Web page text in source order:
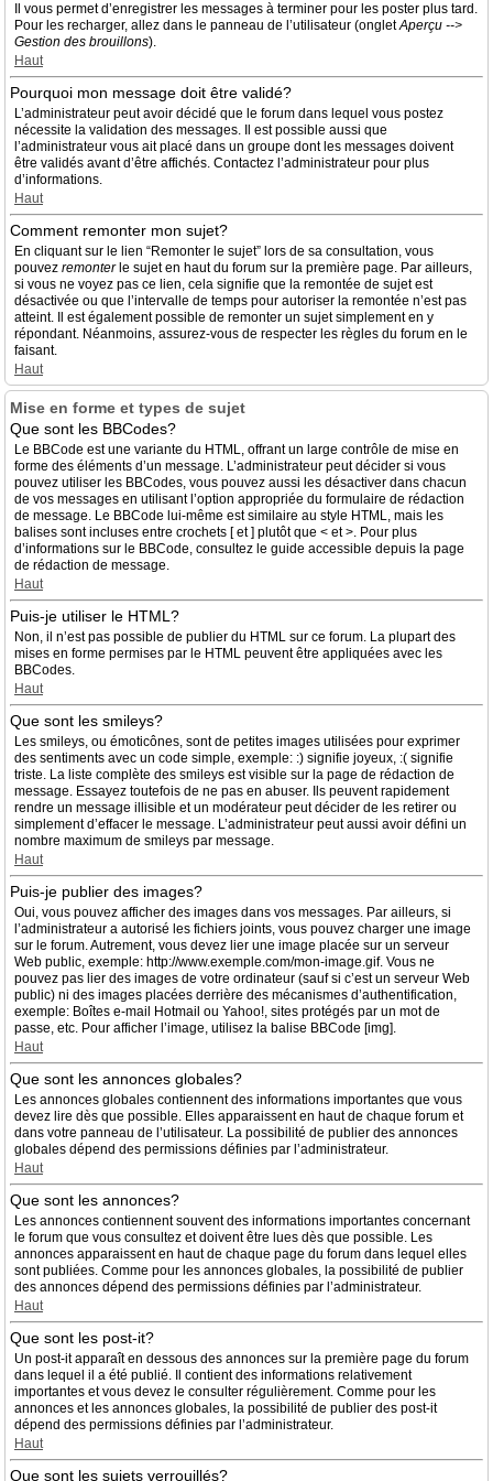
Il vous permet d’enregistrer les messages à terminer pour les poster plus tard.
Pour les recharger, allez dans le panneau de l’utilisateur (ongletAperçu -->
Gestion des brouillons).
Haut
Pourquoi mon message doit être validé?
L’administrateur peut avoir décidé que le forum dans lequel vous postez
nécessite la validation des messages. Il est possible aussi que
l’administrateur vous ait placé dans un groupe dont les messages doivent
être validés avant d’être affichés. Contactez l’administrateur pour plus
d’informations.
Haut
Comment remonter mon sujet?
En cliquant sur le lien “Remonter le sujet” lors de sa consultation, vous
pouvez remonterle sujet en haut du forum sur la première page. Par ailleurs,
si vous ne voyez pas ce lien, cela signifie que la remontée de sujet est
désactivée ou que l’intervalle de temps pour autoriser la remontée n’est pas
atteint. Il est également possible de remonter un sujet simplement en y
répondant. Néanmoins, assurez-vous de respecter les règles du forum en le
faisant.
Haut
Mise en forme et types de sujet
Que sont les BBCodes?
Le BBCode est une variante du HTML, offrant un large contrôle de mise en
forme des éléments d’un message. L’administrateur peut décider si vous
pouvez utiliser les BBCodes, vous pouvez aussi les désactiver dans chacun
de vos messages en utilisant l’option appropriée du formulaire de rédaction
de message. Le BBCode lui-même est similaire au style HTML, mais les
balises sont incluses entre crochets [ et ] plutôt que < et >. Pour plus
d’informations sur le BBCode, consultez le guide accessible depuis la page
de rédaction de message.
Haut
Puis-je utiliser le HTML?
Non, il n’est pas possible de publier du HTML sur ce forum. La plupart des
mises en forme permises par le HTML peuvent être appliquées avec les
BBCodes.
Haut
Que sont les smileys?
Les smileys, ou émoticônes, sont de petites images utilisées pour exprimer
des sentiments avec un code simple, exemple: :) signifie joyeux, :( signifie
triste. La liste complète des smileys est visible sur la page de rédaction de
message. Essayez toutefois de ne pas en abuser. Ils peuvent rapidement
rendre un message illisible et un modérateur peut décider de les retirer ou
simplement d’effacer le message. L’administrateur peut aussi avoir défini un
nombre maximum de smileys par message.
Haut
Puis-je publier des images?
Oui, vous pouvez afficher des images dans vos messages. Par ailleurs, si
l’administrateur a autorisé les fichiers joints, vous pouvez charger une image
sur le forum. Autrement, vous devez lier une image placée sur un serveur
Web public, exemple: http://www.exemple.com/mon-image.gif. Vous ne
pouvez pas lier des images de votre ordinateur (sauf si c’est un serveur Web
public) ni des images placées derrière des mécanismes d’authentification,
exemple: Boîtes e-mail Hotmail ou Yahoo!, sites protégés par un mot de
passe, etc. Pour afficher l’image, utilisez la balise BBCode [img].
Haut
Que sont les annonces globales?
Les annonces globales contiennent des informations importantes que vous
devez lire dès que possible. Elles apparaissent en haut de chaque forum et
dans votre panneau de l’utilisateur. La possibilité de publier des annonces
globales dépend des permissions définies par l’administrateur.
Haut
Que sont les annonces?
Les annonces contiennent souvent des informations importantes concernant
le forum que vous consultez et doivent être lues dès que possible. Les
annonces apparaissent en haut de chaque page du forum dans lequel elles
sont publiées. Comme pour les annonces globales, la possibilité de publier
des annonces dépend des permissions définies par l’administrateur.
Haut
Que sont les post-it?
Un post-it apparaît en dessous des annonces sur la première page du forum
dans lequel il a été publié. Il contient des informations relativement
importantes et vous devez le consulter régulièrement. Comme pour les
annonces et les annonces globales, la possibilité de publier des post-it
dépend des permissions définies par l’administrateur.
Haut
Que sont les sujets verrouillés?